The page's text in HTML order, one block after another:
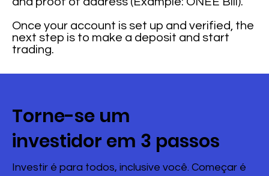
Once your account is set up and verified, the
next step is to make a deposit and start
trading.
Torne-se um
investidor em 3 passos
Investir é para todos, inclusive você. Começar é